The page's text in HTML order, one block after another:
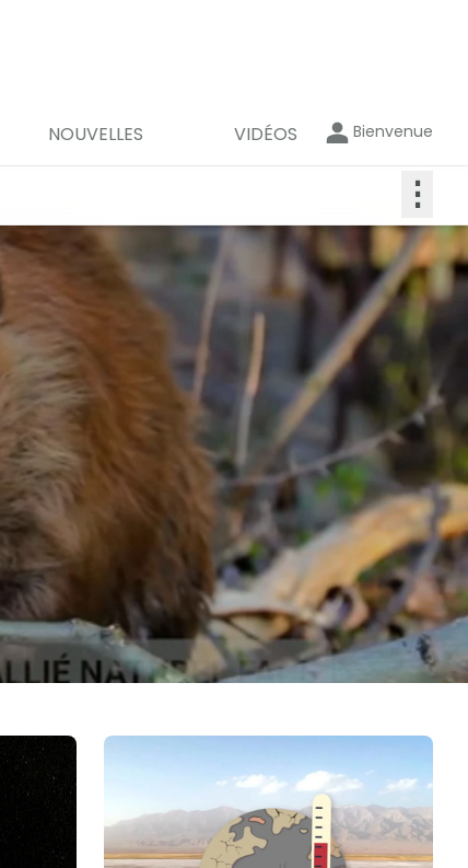
NOUVELLES VIDÉOS Bienvenue
⋮